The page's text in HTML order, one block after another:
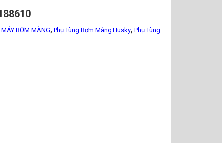
MÁY BƠM MÀNG, Phụ Tùng Bơm Màng Husky, Phụ Tùng